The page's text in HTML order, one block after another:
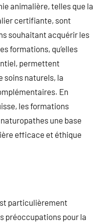
animalière, telles que la
certifiante, sont
souhaitant acquérir les
formations, qu’elles
permettent
soins naturels, la
En
les formations
une base
efficace et éthique
particulièrement
préoccupations pour la